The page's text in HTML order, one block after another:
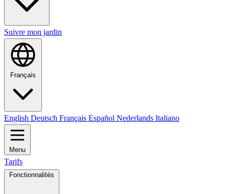
Suivre mon jardin
Français
English Deutsch Français Español Nederlands Italiano
Menu
Tarifs
Fonctionnalités